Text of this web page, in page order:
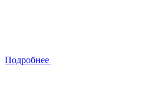
Подробнее